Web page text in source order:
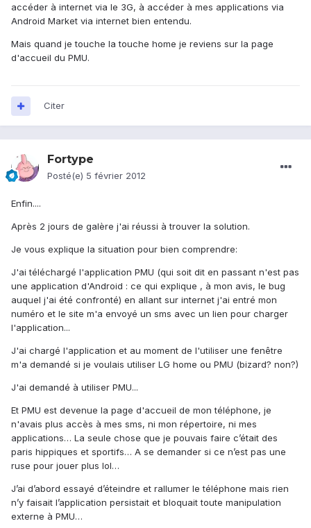
accéder à internet via le 3G, à accéder à mes applications via
Android Market via internet bien entendu.
Mais quand je touche la touche home je reviens sur la page
d'accueil du PMU.
Citer
Fortype
Posté(e) 5 février 2012
Enfin....
Après 2 jours de galère j'ai réussi à trouver la solution.
Je vous explique la situation pour bien comprendre:
J'ai téléchargé l'application PMU (qui soit dit en passant n'est pas
une application d'Android : ce qui explique , à mon avis, le bug
auquel j'ai été confronté) en allant sur internet j'ai entré mon
numéro et le site m'a envoyé un sms avec un lien pour charger
l'application...
J'ai chargé l'application et au moment de l'utiliser une fenêtre
m'a demandé si je voulais utiliser LG home ou PMU (bizard? non?)
J'ai demandé à utiliser PMU...
Et PMU est devenue la page d'accueil de mon téléphone, je
n'avais plus accès à mes sms, ni mon répertoire, ni mes
applications… La seule chose que je pouvais faire c’était des
paris hippiques et sportifs… A se demander si ce n’est pas une
ruse pour jouer plus lol…
J’ai d’abord essayé d’éteindre et rallumer le téléphone mais rien
n’y faisait l’application persistait et bloquait toute manipulation
externe à PMU…